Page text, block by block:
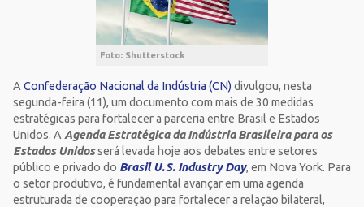
Foto: Shutterstock
A Confederação Nacional da Indústria (CN) divulgou, nesta
segunda-feira (11), um documento com mais de 30 medidas
estratégicas para fortalecer a parceria entre Brasil e Estados
Unidos. A Agenda Estratégica da Indústria Brasileira para os
Estados Unidosserá levada hoje aos debates entre setores
público e privado do Brasil U.S. Industry Day, em Nova York. Para
o setor produtivo, é fundamental avançar em uma agenda
estruturada de cooperação para fortalecer a relação bilateral,